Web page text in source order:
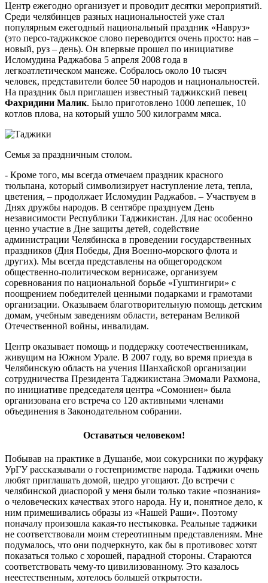
Центр ежегодно организует и проводит десятки мероприятий.
Среди челябинцев разных национальностей уже стал
популярным ежегодный национальный праздник «Навруз»
(это персо-таджикское слово переводится очень просто: нав –
новый, руз – день). Он впервые прошел по инициативе
Исломудина Раджабова 5 апреля 2008 года в
легкоатлетическом манеже. Собралось около 10 тысяч
человек, представители более 50 народов и национальностей.
На праздник был приглашен известный таджикский певец
Фахридини Малик. Было приготовлено 1000 лепешек, 10
котлов плова, на который ушло 500 килограмм мяса.
Семья за праздничным столом.
- Кроме того, мы всегда отмечаем праздник красного
тюльпана, который символизирует наступление лета, тепла,
цветения, – продолжает Исломудин Раджабов. – Участвуем в
Днях дружбы народов. В сентябре празднуем День
независимости Республики Таджикистан. Для нас особенно
ценно участие в Дне защиты детей, содействие
администрации Челябинска в проведении государственных
праздников (Дня Победы, Дня Военно-морского флота и
других). Мы всегда представлены на общегородском
общественно-политическом вернисаже, организуем
соревнования по национальной борьбе «Гуштингири» с
поощрением победителей ценными подарками и грамотами
организации. Оказываем благотворительную помощь детским
домам, учебным заведениям области, ветеранам Великой
Отечественной войны, инвалидам.
Центр оказывает помощь и поддержку соотечественникам,
живущим на Южном Урале. В 2007 году, во время приезда в
Челябинскую область на учения Шанхайской организации
сотрудничества Президента Таджикистана Эмомали Рахмона,
по инициативе председателя центра «Сомониен» была
организована его встреча со 120 активными членами
объединения в Законодательном собрании.
Оставаться человеком!
Побывав на практике в Душанбе, мои сокурсники по журфаку
УрГУ рассказывали о гостеприимстве народа. Таджики очень
любят приглашать домой, щедро угощают. До встречи с
челябинской диаспорой у меня были только такие «познания»
о человеческих качествах этого народа. Ну и, понятное дело, к
ним примешивались образы из «Нашей Раши». Поэтому
поначалу произошла какая-то нестыковка. Реальные таджики
не соответствовали моим стереотипным представлениям. Мне
подумалось, что они подчеркнуто, как бы в противовес хотят
показаться только с хорошей, парадной стороны. Стараются
соответствовать чему-то цивилизованному. Это казалось
неестественным, хотелось большей открытости.